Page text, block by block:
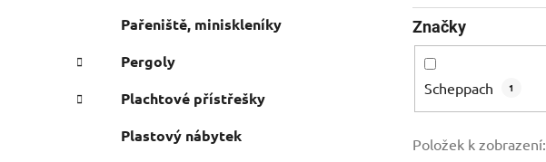
Pařeniště, miniskleníky
Pergoly
Plachtové přístřešky
Plastový nábytek
Značky
Scheppach 1
Položek k zobrazení: